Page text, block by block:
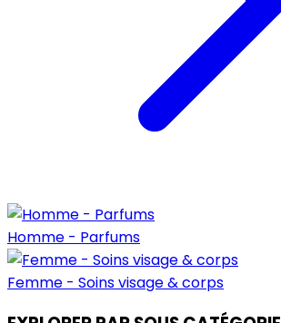
Homme - Parfums
Femme - Soins visage & corps